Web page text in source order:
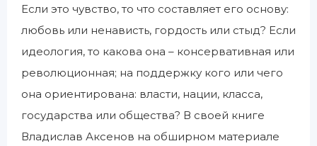
Если это чувство, то что составляет его основу:
любовь или ненависть, гордость или стыд? Если
идеология, то какова она – консервативная или
революционная; на поддержку кого или чего
она ориентирована: власти, нации, класса,
государства или общества? В своей книге
Владислав Аксенов на обширном материале